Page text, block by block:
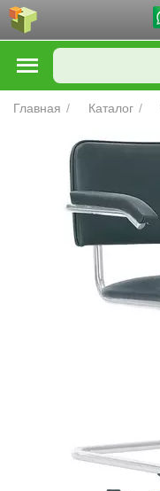
Главная / Каталог /